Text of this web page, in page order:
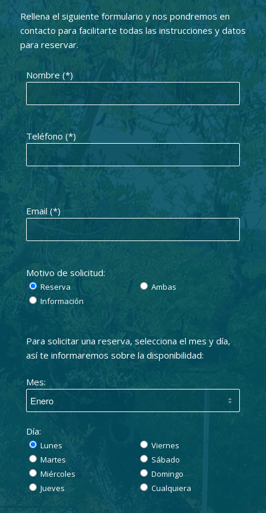
Rellena el siguiente formulario y nos pondremos en
contacto para facilitarte todas las instrucciones y datos
para reservar.
Nombre (*)
Teléfono (*)
Email (*)
Motivo de solicitud:
Reserva
Información
Ambas
Para solicitar una reserva, selecciona el mes y día,
así te informaremos sobre la disponibilidad:
Mes:
Día:
Lunes
Martes
Miércoles
Jueves
Viernes
Sábado
Domingo
Cualquiera